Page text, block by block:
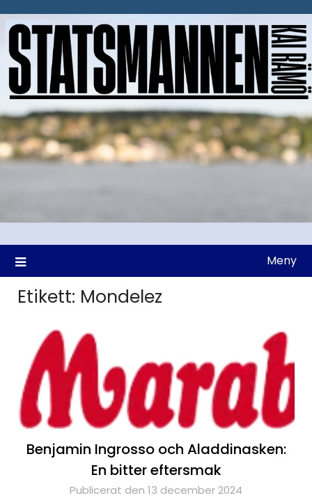
till
Meny
Etikett: Mondelez
Benjamin Ingrosso och Aladdinasken:
En bitter eftersmak
Publicerat den 13 december 2024